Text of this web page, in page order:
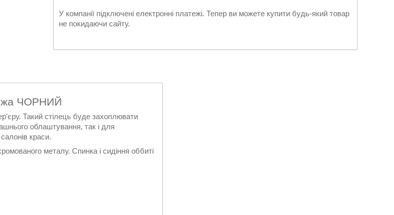
У компанії підключені електронні платежі. Тепер ви можете купити будь-який товар
не покидаючи сайту.
ЧОРНИЙ
Такий стілець буде захоплювати
облаштування, так і для
краси.
металу. Спинка і сидіння оббиті